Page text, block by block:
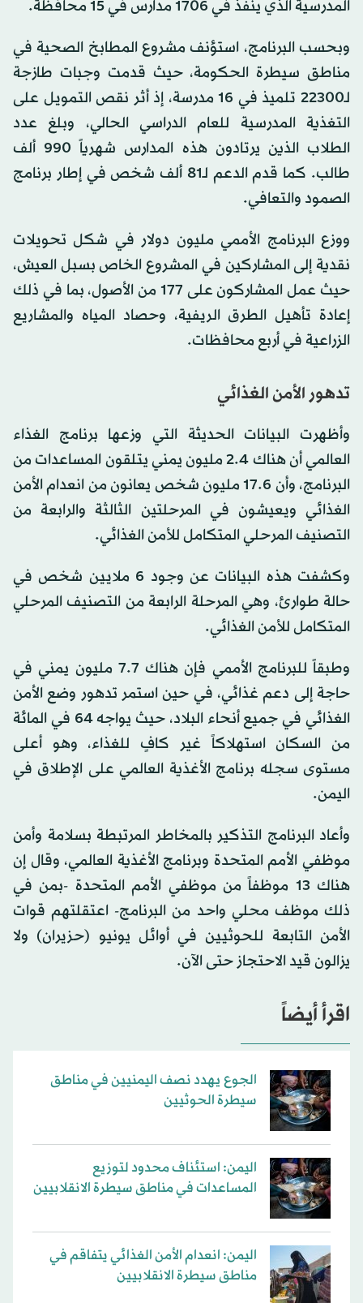
المدرسية الذي ينفذ في 1706 مدارس في 15 محافظة.
وبحسب البرنامج، استؤنف مشروع المطابخ الصحية في
مناطق سيطرة الحكومة، حيث قدمت وجبات طازجة
لـ22300 تلميذ في 16 مدرسة، إذ أثر نقص التمويل على
التغذية المدرسية للعام الدراسي الحالي، وبلغ عدد
الطلاب الذين يرتادون هذه المدارس شهرياً 990 ألف
طالب. كما قدم الدعم لـ81 ألف شخص في إطار برنامج
الصمود والتعافي.
ووزع البرنامج الأممي مليون دولار في شكل تحويلات
نقدية إلى المشاركين في المشروع الخاص بسبل العيش،
حيث عمل المشاركون على 177 من الأصول، بما في ذلك
إعادة تأهيل الطرق الريفية، وحصاد المياه والمشاريع
الزراعية في أربع محافظات.
تدهور الأمن الغذائي
وأظهرت البيانات الحديثة التي وزعها برنامج الغذاء
العالمي أن هناك 2.4 مليون يمني يتلقون المساعدات من
البرنامج، وأن 17.6 مليون شخص يعانون من انعدام الأمن
الغذائي ويعيشون في المرحلتين الثالثة والرابعة من
التصنيف المرحلي المتكامل للأمن الغذائي.
وكشفت هذه البيانات عن وجود 6 ملايين شخص في
حالة طوارئ، وهي المرحلة الرابعة من التصنيف المرحلي
المتكامل للأمن الغذائي.
وطبقاً للبرنامج الأممي فإن هناك 7.7 مليون يمني في
حاجة إلى دعم غذائي، في حين استمر تدهور وضع الأمن
الغذائي في جميع أنحاء البلاد، حيث يواجه 64 في المائة
من السكان استهلاكاً غير كافٍ للغذاء، وهو أعلى
مستوى سجله برنامج الأغذية العالمي على الإطلاق في
اليمن.
وأعاد البرنامج التذكير بالمخاطر المرتبطة بسلامة وأمن
موظفي الأمم المتحدة وبرنامج الأغذية العالمي، وقال إن
هناك 13 موظفاً من موظفي الأمم المتحدة -بمن في
ذلك موظف محلي واحد من البرنامج- اعتقلتهم قوات
الأمن التابعة للحوثيين في أوائل يونيو (حزيران) ولا
يزالون قيد الاحتجاز حتى الآن.
اقرأ أيضاً
الجوع يهدد نصف اليمنيين في مناطق
سيطرة الحوثيين
اليمن: استئناف محدود لتوزيع
المساعدات في مناطق سيطرة الانقلابيين
اليمن: انعدام الأمن الغذائي يتفاقم في
مناطق سيطرة الانقلابيين